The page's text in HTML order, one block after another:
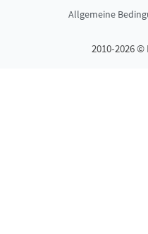
Allgemeine
2010-2026